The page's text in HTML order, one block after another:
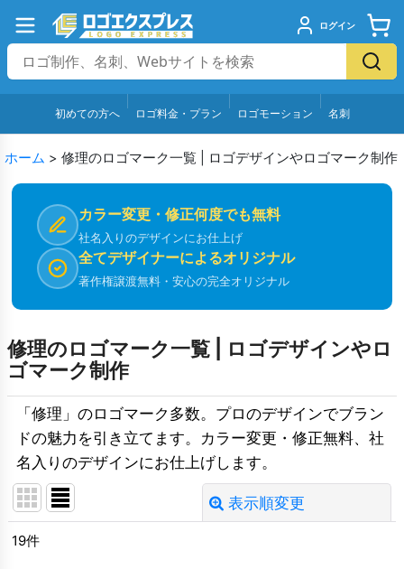
ログイン
初めての方へ ロゴ料金・プラン ロゴモーション 名刺
ホーム > 修理のロゴマーク一覧 | ロゴデザインやロゴマーク制作
カラー変更・修正何度でも無料
社名入りのデザインにお仕上げ
全てデザイナーによるオリジナル
著作権譲渡無料・安心の完全オリジナル
修理のロゴマーク一覧 | ロゴデザインやロ
ゴマーク制作
「修理」のロゴマーク多数。プロのデザインでブラン
ドの魅力を引き立てます。カラー変更・修正無料、社
名入りのデザインにお仕上げします。
表示順変更
19件